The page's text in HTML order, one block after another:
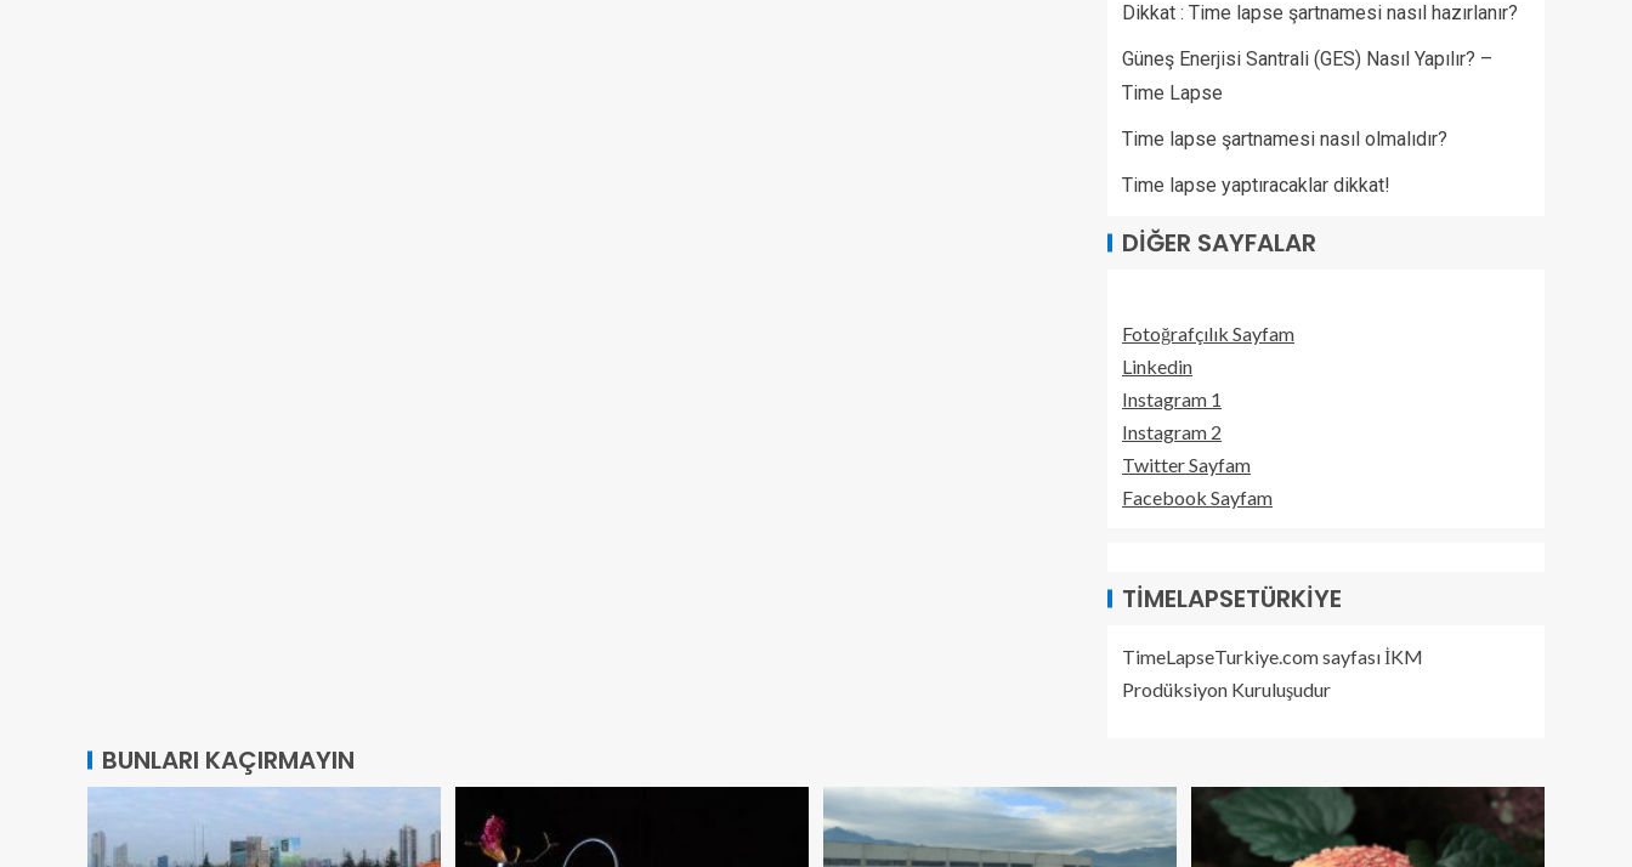
Dikkat : Time lapse şartnamesi nasıl hazırlanır?
Güneş Enerjisi Santrali (GES) Nasıl Yapılır? –
Time Lapse
Time lapse şartnamesi nasıl olmalıdır?
Time lapse yaptıracaklar dikkat!
DIĞER SAYFALAR
Fotoğrafçılık Sayfam
Linkedin
Instagram 1
Instagram 2
Twitter Sayfam
Facebook Sayfam
TIMELAPSETÜRKIYE
TimeLapseTurkiye.com sayfası İKM
Prodüksiyon Kuruluşudur
BUNLARI KAÇIRMAYIN